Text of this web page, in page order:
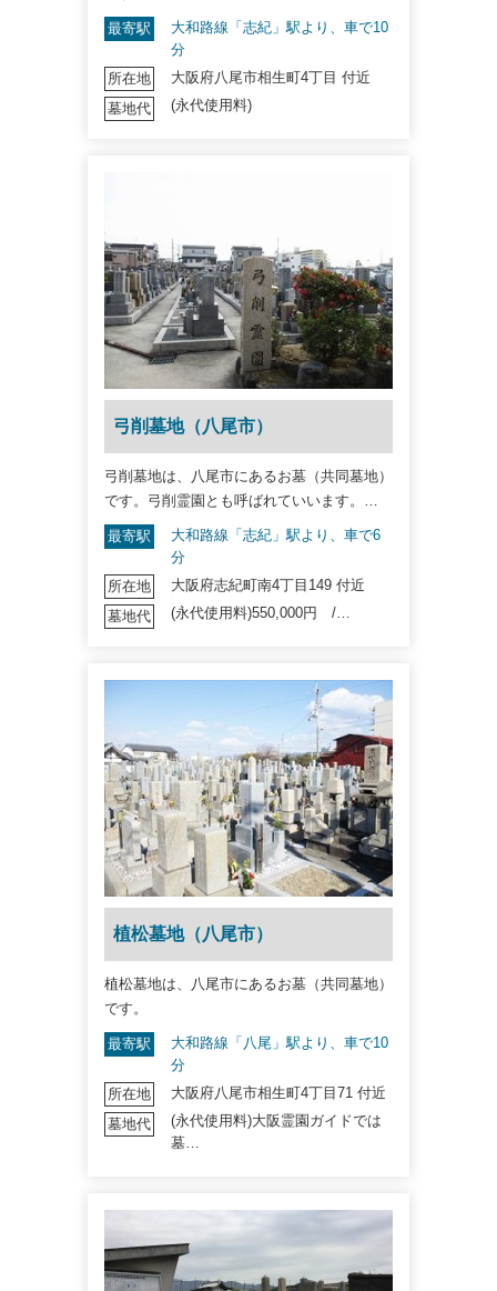
最寄駅
大和路線「志紀」駅より、車で10
分
所在地
大阪府八尾市相生町4丁目 付近
墓地代
(永代使用料)
弓削墓地（八尾市）
弓削墓地は、八尾市にあるお墓（共同墓地）
です。弓削霊園とも呼ばれていいます。…
最寄駅
大和路線「志紀」駅より、車で6
分
所在地
大阪府志紀町南4丁目149 付近
墓地代
(永代使用料)550,000円 /…
植松墓地（八尾市）
植松墓地は、八尾市にあるお墓（共同墓地）
です。
最寄駅
大和路線「八尾」駅より、車で10
分
所在地
大阪府八尾市相生町4丁目71 付近
墓地代
(永代使用料)大阪霊園ガイドでは
墓…